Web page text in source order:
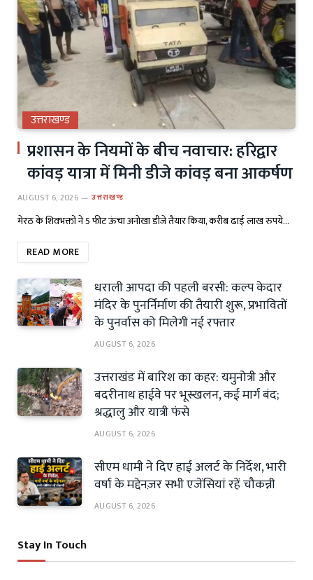
उत्तराखण्ड
प्रशासन के नियमों के बीच नवाचार: हरिद्वार
कांवड़ यात्रा में मिनी डीजे कांवड़ बना आकर्षण
AUGUST 6, 2026 उत्तराखण्ड
मेरठ के शिवभक्तों ने 5 फीट ऊंचा अनोखा डीजे तैयार किया, करीब ढाई लाख रुपये…
READ MORE
धराली आपदा की पहली बरसी: कल्प केदार
मंदिर के पुनर्निर्माण की तैयारी शुरू, प्रभावितों
के पुनर्वास को मिलेगी नई रफ्तार
AUGUST 6, 2026
उत्तराखंड में बारिश का कहर: यमुनोत्री और
बदरीनाथ हाईवे पर भूस्खलन, कई मार्ग बंद;
श्रद्धालु और यात्री फंसे
AUGUST 6, 2026
सीएम धामी ने दिए हाई अलर्ट के निर्देश, भारी
वर्षा के मद्देनज़र सभी एजेंसियां रहें चौकन्नी
AUGUST 6, 2026
Stay In Touch